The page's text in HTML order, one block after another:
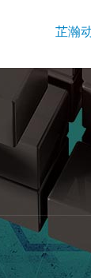
芷瀚